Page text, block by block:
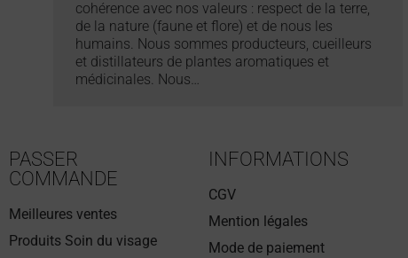
cohérence avec nos valeurs : respect de la terre,
de la nature (faune et flore) et de nous les
humains. Nous sommes producteurs, cueilleurs
et distillateurs de plantes aromatiques et
médicinales. Nous…
PASSER
COMMANDE
Meilleures ventes
Produits Soin du visage
INFORMATIONS
CGV
Mention légales
Mode de paiement